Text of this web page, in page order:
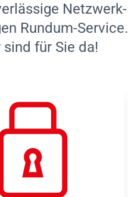
Netzwerk-
Rundum-Service.
für Sie da!